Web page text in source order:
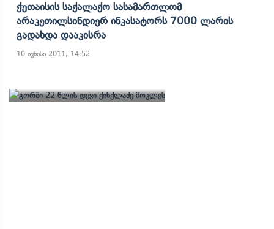
Ქუთაისის Საქალაქო Სასამართლომ
Არაკეთილსინდიერ Ინკასატორს 7000 Ლარის
Გადახდა Დააკისრა
10 ივნისი 2011, 14:52